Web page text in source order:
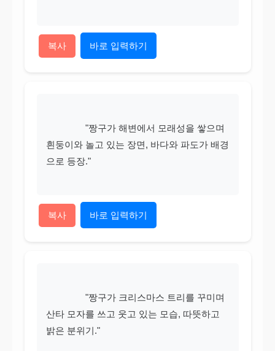
복사 바로 입력하기
흰둥이와 놀고 있는 장면, 바다와 파도가 배경
으로 등장."
복사 바로 입력하기
산타 모자를 쓰고 웃고 있는 모습, 따뜻하고
밝은 분위기."